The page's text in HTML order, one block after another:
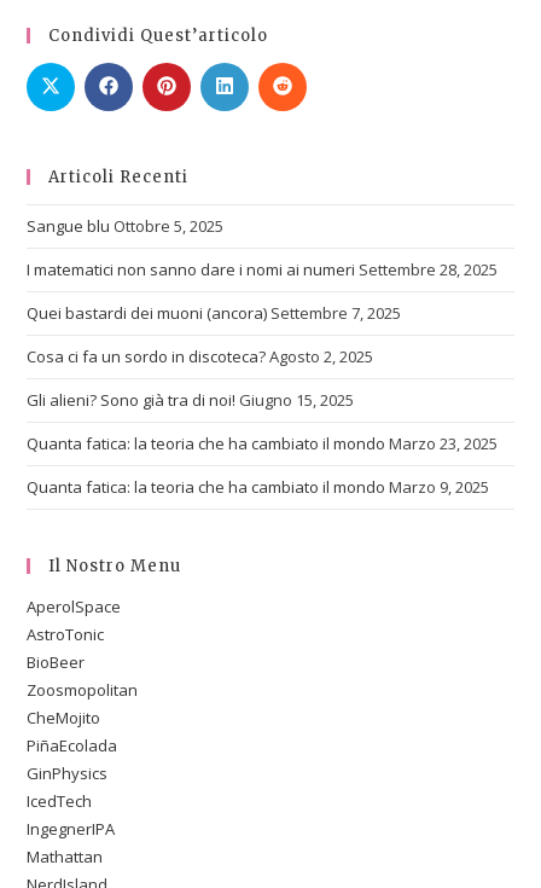
Condividi Quest’articolo
Articoli Recenti
Sangue blu Ottobre 5, 2025
I matematici non sanno dare i nomi ai numeri Settembre 28, 2025
Quei bastardi dei muoni (ancora) Settembre 7, 2025
Cosa ci fa un sordo in discoteca?Agosto 2, 2025
Gli alieni? Sono già tra di noi! Giugno 15, 2025
Quanta fatica: la teoria che ha cambiato il mondo Marzo 23, 2025
Quanta fatica: la teoria che ha cambiato il mondo Marzo 9, 2025
Il Nostro Menu
AperolSpace
AstroTonic
BioBeer
Zoosmopolitan
CheMojito
PiñaEcolada
GinPhysics
IcedTech
IngegnerIPA
Mathattan